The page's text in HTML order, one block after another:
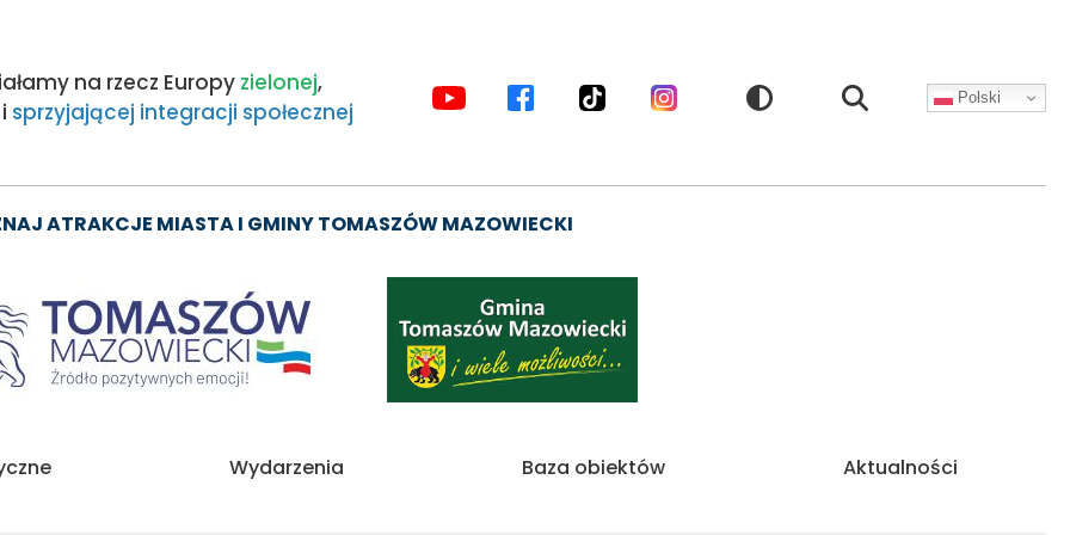
na rzecz Europy zielonej,
i sprzyjającej integracji społecznej
MEDIA
Polski
ATRAKCJE MIASTA I GMINY TOMASZÓW MAZOWIECKI
Wydarzenia Baza obiektów Aktualności